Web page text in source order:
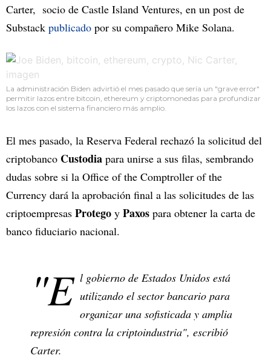
Carter, socio de Castle Island Ventures, en un post de
Substack publicado por su compañero Mike Solana.
La administración Biden advirtió el mes pasado que sería un "grave error"
permitir lazos entre bitcoin, ethereum y criptomonedas para profundizar
los lazos con el sistema financiero más amplio.
El mes pasado, la Reserva Federal rechazó la solicitud del
criptobanco Custodia para unirse a sus filas, sembrando
dudas sobre si la Office of the Comptroller of the
Currency dará la aprobación final a las solicitudes de las
criptoempresas Protego y Paxos para obtener la carta de
banco fiduciario nacional.
"E l gobierno de Estados Unidos está
utilizando el sector bancario para
organizar una sofisticada y amplia
represión contra la criptoindustria", escribió
Carter.